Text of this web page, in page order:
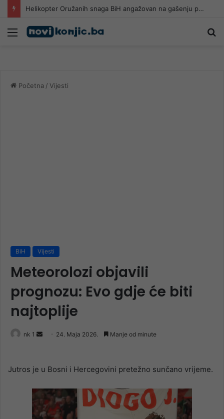
Helikopter Oružanih snaga BiH angažovan na gašenju požara u Konjicu
Meni
Početna / Vijesti
BiH Vijesti
Meteorolozi objavili
prognozu: Evo gdje će biti
najtoplije
nk 1
Send 24. Maja 2026. Manje od minute
Jutros je u Bosni i Hercegovini pretežno sunčano vrijeme.